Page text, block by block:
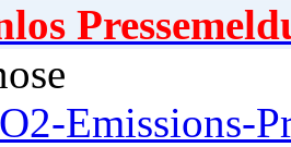
Emissions-